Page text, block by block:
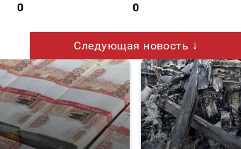
0 0
Следующая новость ↓